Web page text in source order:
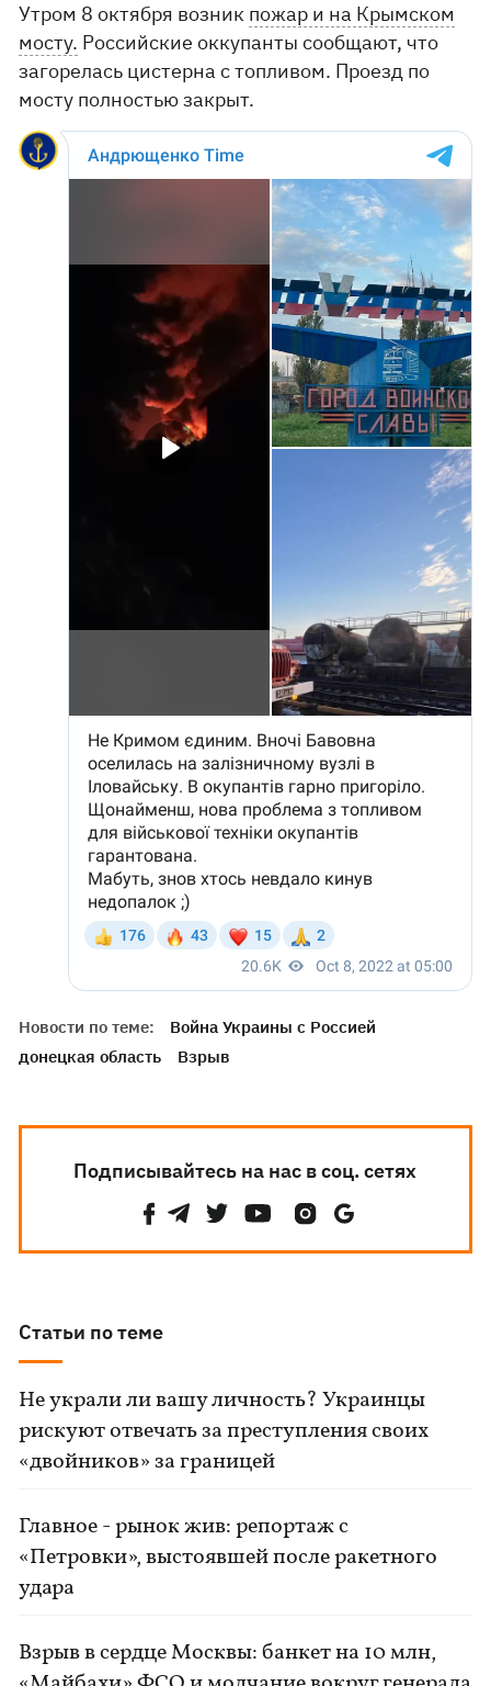
Утром 8 октября возник пожар и на Крымском
мосту. Российские оккупанты сообщают, что
загорелась цистерна с топливом. Проезд по
мосту полностью закрыт.
Новости по теме:
Война Украины с Россией
донецкая область
Взрыв
Подписывайтесь на нас в соц. сетях
Статьи по теме
Не украли ли вашу личность? Украинцы
рискуют отвечать за преступления своих
«двойников» за границей
Главное - рынок жив: репортаж с
«Петровки», выстоявшей после ракетного
удара
Взрыв в сердце Москвы: банкет на 10 млн,